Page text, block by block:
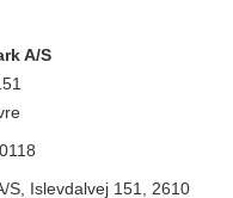
A/S
S, Islevdalvej 151, 2610